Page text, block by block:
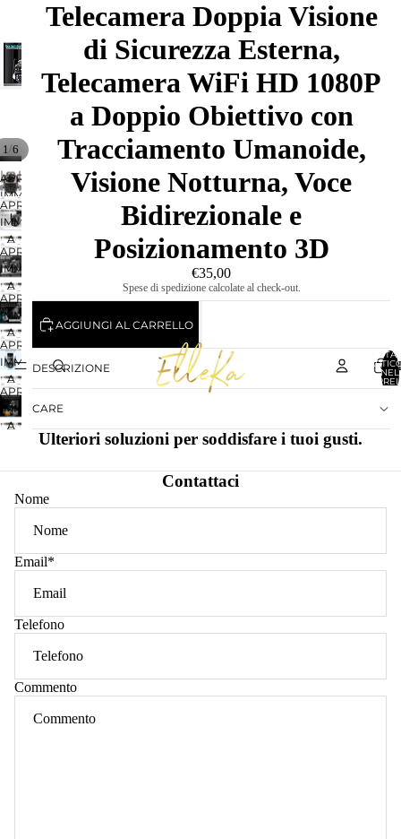
NEL
0
1/6
APRI
IMMAGINE
A
SCHERMO
INTERO
APRI
IMMAGINE
A
SCHERMO
INTERO
APRI
IMMAGINE
A
SCHERMO
INTERO
APRI
IMMAGINE
A
SCHERMO
INTERO
APRI
IMMAGINE
A
SCHERMO
INTERO
APRI
IMMAGINE
A
SCHERMO
Telecamera Doppia Visione
di Sicurezza Esterna,
Telecamera WiFi HD 1080P
a Doppio Obiettivo con
Tracciamento Umanoide,
Visione Notturna, Voce
Bidirezionale e
Posizionamento 3D
€35,00
Spese di spedizione calcolate al check-out.
AGGIUNGI AL CARRELLO
DESCRIZIONE
CARE
Ulteriori soluzioni per soddisfare i tuoi gusti.
Contattaci
Nome
Email*
Telefono
Commento